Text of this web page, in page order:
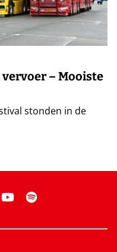
– Mooiste
stonden in de